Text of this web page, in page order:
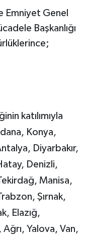
Emniyet Genel
Başkanlığı
katılımıyla
Konya,
Diyarbakır,
Denizli,
Manisa,
Şırnak,
Elazığ,
Yalova, Van,